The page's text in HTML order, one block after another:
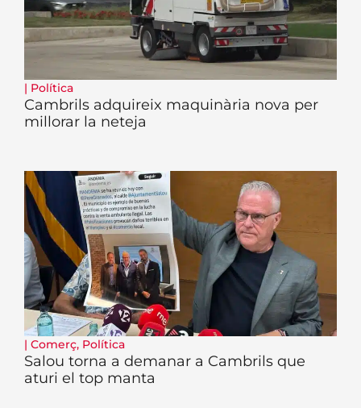
| Política
Cambrils adquireix maquinària nova per
millorar la neteja
| Comerç, Política
Salou torna a demanar a Cambrils que
aturi el top manta